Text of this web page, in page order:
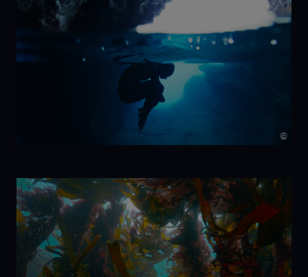
NIKA
©
7 Beats per
Minute